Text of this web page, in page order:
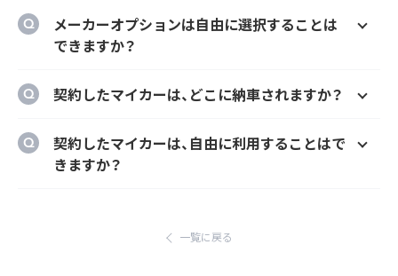
とができます。
メーカーオプションは自由に選択することは
できますか？
様にカーナビ、ドラレコ、ETC、フロアマット等
ます。
契約したマイカーは、どこに納車されますか？
とができます。
ただし、輸入車リース（新車）の場合、納車場所
契約したマイカーは、自由に利用することはで
きますか？
一覧に戻る